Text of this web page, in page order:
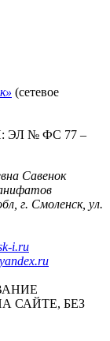
(сетевое
ЭЛ № ФС 77 –
Савенок
г. Смоленск, ул.
i.ru
САЙТЕ, БЕЗ